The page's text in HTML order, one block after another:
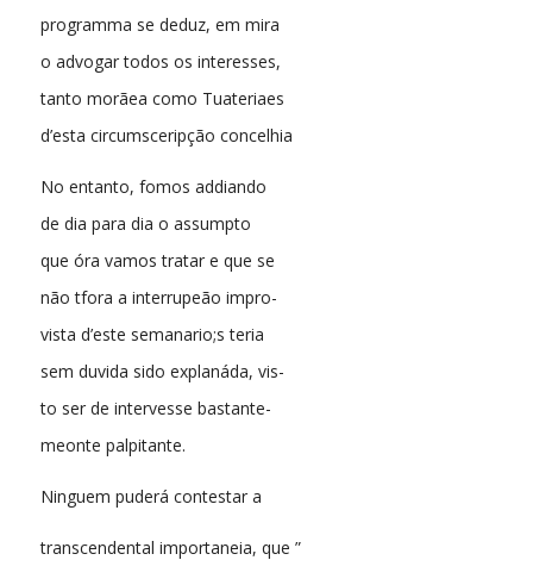
programma se deduz, em mira
o advogar todos os interesses,
tanto morãea como Tuateriaes
d’esta circumsceripção concelhia
No entanto, fomos addiando
de dia para dia o assumpto
que óra vamos tratar e que se
não tfora a interrupeão impro-
vista d’este semanario;s teria
sem duvida sido explanáda, vis-
to ser de intervesse bastante-
meonte palpitante.
Ninguem puderá contestar a
transcendental importaneia, que ”